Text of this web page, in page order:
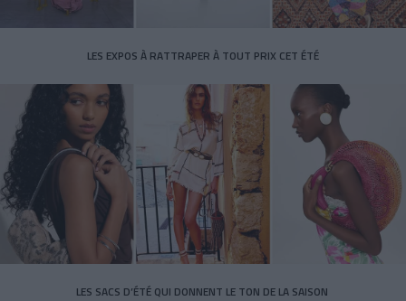
LES EXPOS À RATTRAPER À TOUT PRIX CET ÉTÉ
LES SACS D’ÉTÉ QUI DONNENT LE TON DE LA SAISON